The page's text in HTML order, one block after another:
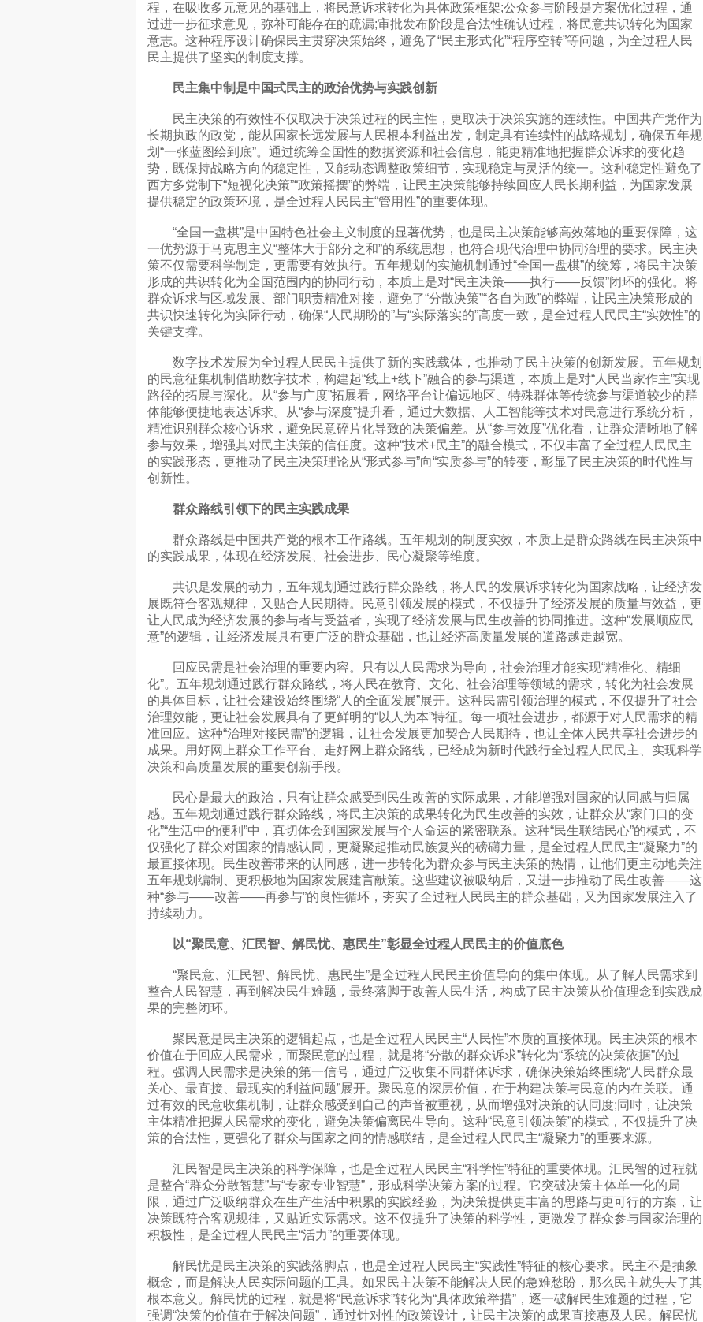
程，在吸收多元意见的基础上，将民意诉求转化为具体政策框架;公众参与阶段是方案优化过程，通
过进一步征求意见，弥补可能存在的疏漏;审批发布阶段是合法性确认过程，将民意共识转化为国家
意志。这种程序设计确保民主贯穿决策始终，避免了“民主形式化”“程序空转”等问题，为全过程人民
民主提供了坚实的制度支撑。
民主集中制是中国式民主的政治优势与实践创新
民主决策的有效性不仅取决于决策过程的民主性，更取决于决策实施的连续性。中国共产党作为
长期执政的政党，能从国家长远发展与人民根本利益出发，制定具有连续性的战略规划，确保五年规
划“一张蓝图绘到底”。通过统筹全国性的数据资源和社会信息，能更精准地把握群众诉求的变化趋
势，既保持战略方向的稳定性，又能动态调整政策细节，实现稳定与灵活的统一。这种稳定性避免了
西方多党制下“短视化决策”“政策摇摆”的弊端，让民主决策能够持续回应人民长期利益，为国家发展
提供稳定的政策环境，是全过程人民民主“管用性”的重要体现。
“全国一盘棋”是中国特色社会主义制度的显著优势，也是民主决策能够高效落地的重要保障，这
一优势源于马克思主义“整体大于部分之和”的系统思想，也符合现代治理中协同治理的要求。民主决
策不仅需要科学制定，更需要有效执行。五年规划的实施机制通过“全国一盘棋”的统筹，将民主决策
形成的共识转化为全国范围内的协同行动，本质上是对“民主决策——执行——反馈”闭环的强化。将
群众诉求与区域发展、部门职责精准对接，避免了“分散决策”“各自为政”的弊端，让民主决策形成的
共识快速转化为实际行动，确保“人民期盼的”与“实际落实的”高度一致，是全过程人民民主“实效性”的
关键支撑。
数字技术发展为全过程人民民主提供了新的实践载体，也推动了民主决策的创新发展。五年规划
的民意征集机制借助数字技术，构建起“线上+线下”融合的参与渠道，本质上是对“人民当家作主”实现
路径的拓展与深化。从“参与广度”拓展看，网络平台让偏远地区、特殊群体等传统参与渠道较少的群
体能够便捷地表达诉求。从“参与深度”提升看，通过大数据、人工智能等技术对民意进行系统分析，
精准识别群众核心诉求，避免民意碎片化导致的决策偏差。从“参与效度”优化看，让群众清晰地了解
参与效果，增强其对民主决策的信任度。这种“技术+民主”的融合模式，不仅丰富了全过程人民民主
的实践形态，更推动了民主决策理论从“形式参与”向“实质参与”的转变，彰显了民主决策的时代性与
创新性。
群众路线引领下的民主实践成果
群众路线是中国共产党的根本工作路线。五年规划的制度实效，本质上是群众路线在民主决策中
的实践成果，体现在经济发展、社会进步、民心凝聚等维度。
共识是发展的动力，五年规划通过践行群众路线，将人民的发展诉求转化为国家战略，让经济发
展既符合客观规律，又贴合人民期待。民意引领发展的模式，不仅提升了经济发展的质量与效益，更
让人民成为经济发展的参与者与受益者，实现了经济发展与民生改善的协同推进。这种“发展顺应民
意”的逻辑，让经济发展具有更广泛的群众基础，也让经济高质量发展的道路越走越宽。
回应民需是社会治理的重要内容。只有以人民需求为导向，社会治理才能实现“精准化、精细
化”。五年规划通过践行群众路线，将人民在教育、文化、社会治理等领域的需求，转化为社会发展
的具体目标，让社会建设始终围绕“人的全面发展”展开。这种民需引领治理的模式，不仅提升了社会
治理效能，更让社会发展具有了更鲜明的“以人为本”特征。每一项社会进步，都源于对人民需求的精
准回应。这种“治理对接民需”的逻辑，让社会发展更加契合人民期待，也让全体人民共享社会进步的
成果。用好网上群众工作平台、走好网上群众路线，已经成为新时代践行全过程人民民主、实现科学
决策和高质量发展的重要创新手段。
民心是最大的政治，只有让群众感受到民生改善的实际成果，才能增强对国家的认同感与归属
感。五年规划通过践行群众路线，将民主决策的成果转化为民生改善的实效，让群众从“家门口的变
化”“生活中的便利”中，真切体会到国家发展与个人命运的紧密联系。这种“民生联结民心”的模式，不
仅强化了群众对国家的情感认同，更凝聚起推动民族复兴的磅礴力量，是全过程人民民主“凝聚力”的
最直接体现。民生改善带来的认同感，进一步转化为群众参与民主决策的热情，让他们更主动地关注
五年规划编制、更积极地为国家发展建言献策。这些建议被吸纳后，又进一步推动了民生改善——这
种“参与——改善——再参与”的良性循环，夯实了全过程人民民主的群众基础，又为国家发展注入了
持续动力。
以“聚民意、汇民智、解民忧、惠民生”彰显全过程人民民主的价值底色
“聚民意、汇民智、解民忧、惠民生”是全过程人民民主价值导向的集中体现。从了解人民需求到
整合人民智慧，再到解决民生难题，最终落脚于改善人民生活，构成了民主决策从价值理念到实践成
果的完整闭环。
聚民意是民主决策的逻辑起点，也是全过程人民民主“人民性”本质的直接体现。民主决策的根本
价值在于回应人民需求，而聚民意的过程，就是将“分散的群众诉求”转化为“系统的决策依据”的过
程。强调人民需求是决策的第一信号，通过广泛收集不同群体诉求，确保决策始终围绕“人民群众最
关心、最直接、最现实的利益问题”展开。聚民意的深层价值，在于构建决策与民意的内在关联。通
过有效的民意收集机制，让群众感受到自己的声音被重视，从而增强对决策的认同度;同时，让决策
主体精准把握人民需求的变化，避免决策偏离民生导向。这种“民意引领决策”的模式，不仅提升了决
策的合法性，更强化了群众与国家之间的情感联结，是全过程人民民主“凝聚力”的重要来源。
汇民智是民主决策的科学保障，也是全过程人民民主“科学性”特征的重要体现。汇民智的过程就
是整合“群众分散智慧”与“专家专业智慧”，形成科学决策方案的过程。它突破决策主体单一化的局
限，通过广泛吸纳群众在生产生活中积累的实践经验，为决策提供更丰富的思路与更可行的方案，让
决策既符合客观规律，又贴近实际需求。这不仅提升了决策的科学性，更激发了群众参与国家治理的
积极性，是全过程人民民主“活力”的重要体现。
解民忧是民主决策的实践落脚点，也是全过程人民民主“实践性”特征的核心要求。民主不是抽象
概念，而是解决人民实际问题的工具。如果民主决策不能解决人民的急难愁盼，那么民主就失去了其
根本意义。解民忧的过程，就是将“民意诉求”转化为“具体政策举措”，逐一破解民生难题的过程，它
强调“决策的价值在于解决问题”，通过针对性的政策设计，让民主决策的成果直接惠及人民。解民忧